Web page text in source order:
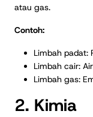
atau gas.
Contoh:
Limbah padat:
Limbah cair:
Limbah gas:
2. Kimia